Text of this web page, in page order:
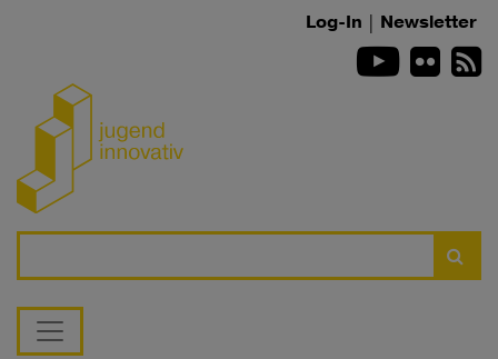
Log-In | Newsletter
Youtube
Flickr